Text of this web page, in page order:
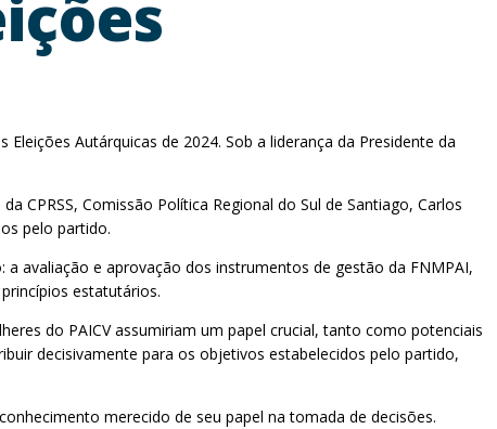
Autárquicas de 2024. Sob a liderança da Presidente da
CPRSS, Comissão Política Regional do Sul de Santiago, Carlos
pelo partido.
avaliação e aprovação dos instrumentos de gestão da FNMPAI,
estatutários.
do PAICV assumiriam um papel crucial, tanto como potenciais
decisivamente para os objetivos estabelecidos pelo partido,
merecido de seu papel na tomada de decisões.